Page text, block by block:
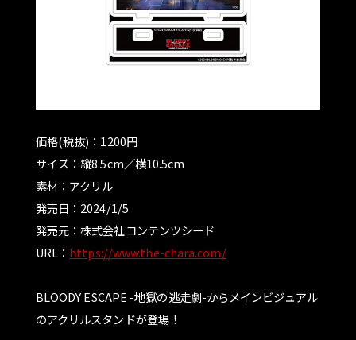
STAFF
CAST
CHARACTER
MUSIC
Blu-ray&DVD
GOODS
TOP
価格(税抜)：1200円
サイズ：縦8.5cm／横10.5cm
素材：アクリル
発売日：2024/1/5
発売元：株式会社コンテンツシード
URL： https://www.the-chara.com/
BLOODY ESCAPE -地獄の逃走劇-からメインビジュアル
のアクリルスタンドが登場！